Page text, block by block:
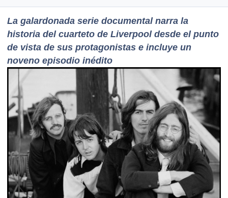
La galardonada serie documental narra la
historia del cuarteto de Liverpool desde el punto
de vista de sus protagonistas e incluye un
noveno episodio inédito